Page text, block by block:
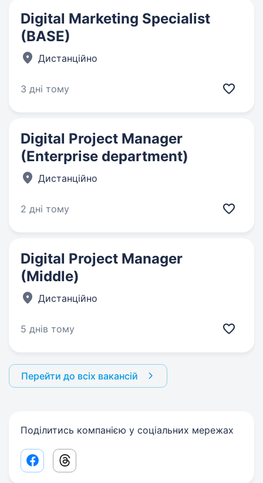
Digital Marketing Specialist
(BASE)
Дистанційно
3 дні тому
Digital Project Manager
(Enterprise department)
Дистанційно
2 дні тому
Digital Project Manager
(Middle)
Дистанційно
5 днів тому
Перейти до всіх вакансій
Поділитись компанією у соціальних мережах
Facebook share link
Threads share link